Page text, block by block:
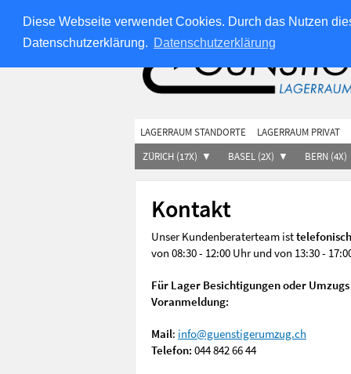
Diese Webseite verwendet Cookies. Durch das Nutzen
Datenschutzerklärung. Datenschutzerklärung
LAGERRAUM STANDORTE
LAGERRAUM PRIVAT
ZÜRICH (17X)
BASEL (2X) BERN (4X)
Kontakt
Unser Kundenberaterteam isttelefonisch
von 08:30 - 12:00 Uhr und von 13:30 -
Für Lager Besichtigungen oder
Voranmeldung:
Mail: info@guenstigerumzug.ch
Telefon: 044 842 66 44